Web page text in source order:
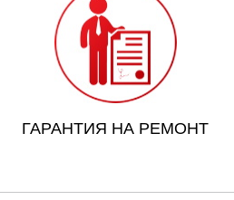
ГАРАНТИЯ НА РЕМОНТ